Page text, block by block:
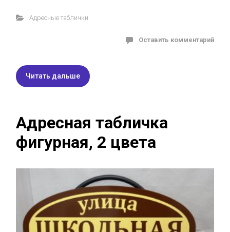
Адресные таблички
Оставить комментарий
Читать дальше
Адресная табличка
фигурная, 2 цвета